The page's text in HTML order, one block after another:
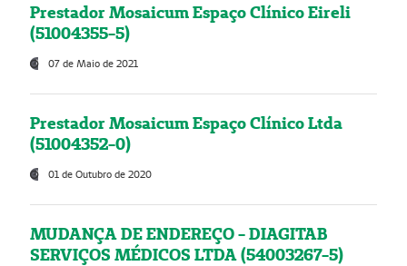
Prestador Mosaicum Espaço Clínico Eireli
(51004355-5)
07 de Maio de 2021
Prestador Mosaicum Espaço Clínico Ltda
(51004352-0)
01 de Outubro de 2020
MUDANÇA DE ENDEREÇO - DIAGITAB
SERVIÇOS MÉDICOS LTDA (54003267-5)